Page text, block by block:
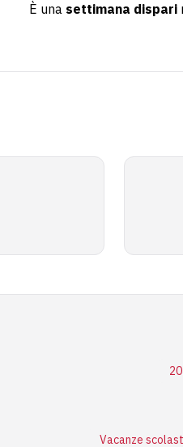
È una settimana dispari
Vacanze